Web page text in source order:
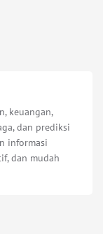
keuangan,
dan prediksi
informasi
dan mudah